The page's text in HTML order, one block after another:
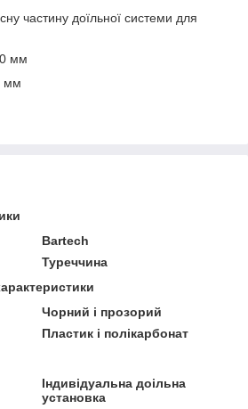
частину доїльної системи для
мм
мм
Bartech
Туреччина
Чорний і прозорий
Пластик і полікарбонат
Індивідуальна доільна
установка